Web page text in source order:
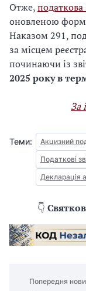
Отже,податкова
оновленою
Наказом 291,
за місцем
починаючи із
2025 року в
За
Теми:
Акцизний
Податкові
Декларація
👇
Попередня